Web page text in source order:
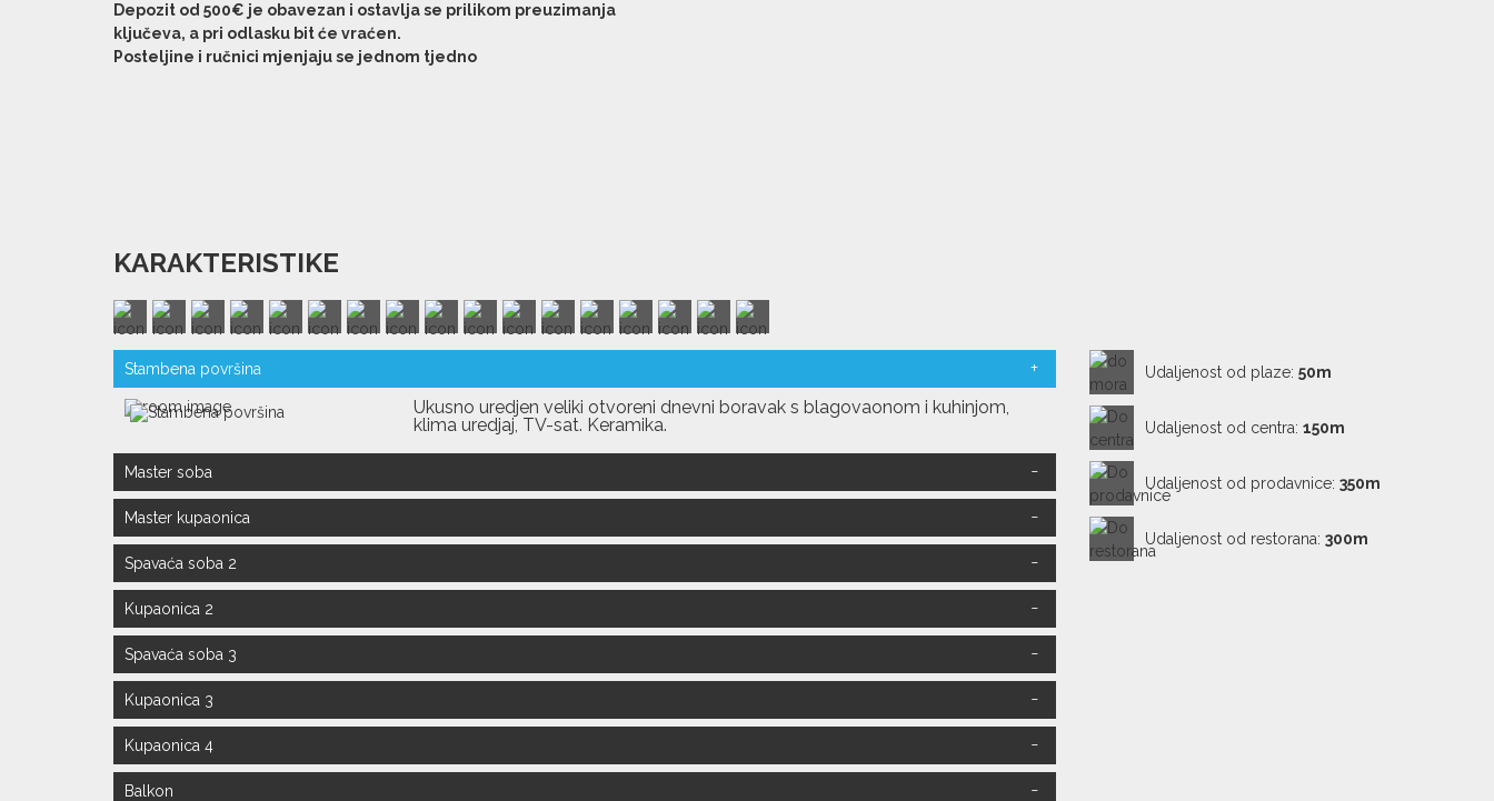
Depozit od 500€ je obavezan i ostavlja se prilikom preuzimanja
ključeva, a pri odlasku bit će vraćen.
Posteljine i ručnici mjenjaju se jednom tjedno
KARAKTERISTIKE
Stambena površina
Ukusno uredjen veliki otvoreni dnevni boravak s blagovaonom i kuhinjom,
klima uredjaj, TV-sat. Keramika.
Master soba
Keramika.
Master kupaonica
Spavaća soba 2
Kupaonica 2
Spavaća soba 3
Keramika.
Kupaonica 3
Kupaonica 4
Balkon
Udaljenost od plaze: 50m
Udaljenost od centra: 150m
Udaljenost od prodavnice: 350m
Udaljenost od restorana: 300m